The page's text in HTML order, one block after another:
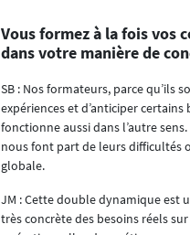
Vous formez à la fois vos
dans votre manière de
SB : Nos formateurs, parce qu’ils
expériences et d’anticiper
fonctionne aussi dans l’autre
nous font part de leurs difficultés
globale.
JM : Cette double dynamique est
très concrète des besoins réels